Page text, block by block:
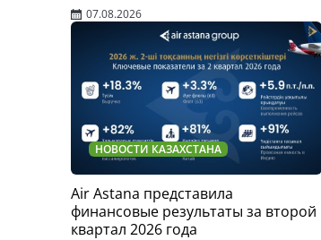
07.08.2026
НОВОСТИ КАЗАХСТАНА
Air Astana представила
финансовые результаты за второй
квартал 2026 года